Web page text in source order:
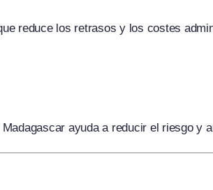
reduce los retrasos y los costes
ayuda a reducir el riesgo y